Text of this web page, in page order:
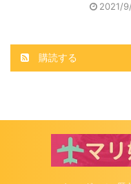
2021/
購読する